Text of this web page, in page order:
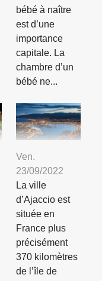
bébé à naître
est d’une
importance
capitale. La
chambre d’un
bébé ne...
Ven.
23/09/2022
La ville
d’Ajaccio est
située en
France plus
précisément
370 kilomètres
de l’île de